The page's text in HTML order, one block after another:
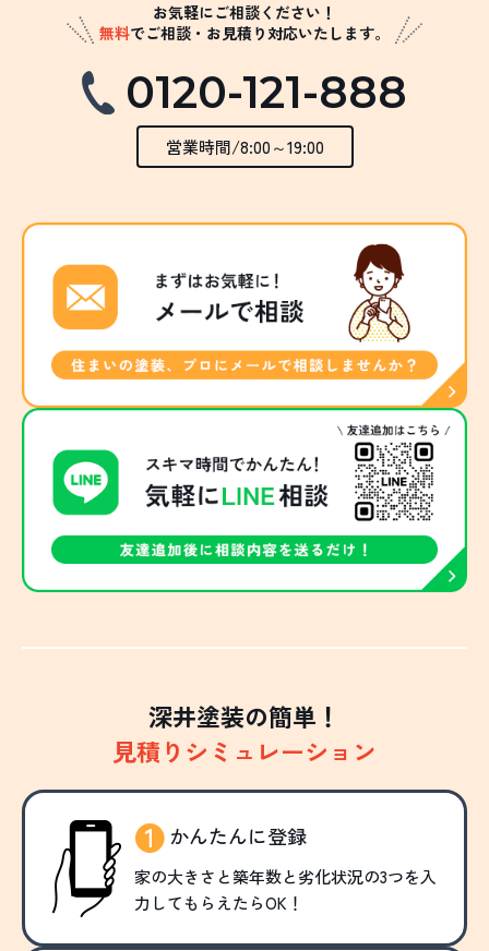
お気軽にご相談ください！
無料でご相談・お見積り対応いたします。
0120-121-888
営業時間/8:00～19:00
深井塗装の簡単！
見積りシミュレーション
かんたんに登録
家の大きさと築年数と劣化状況の3つを入
力してもらえたらOK！